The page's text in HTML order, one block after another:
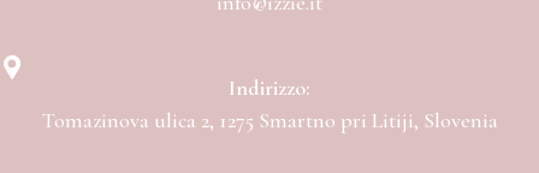
Indirizzo:
Tomazinova ulica 2, 1275 Smartno pri Litiji, Slovenia